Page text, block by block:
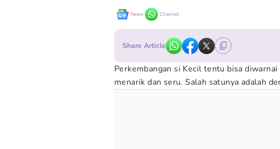
News Channel
Share Article
Perkembangan si Kecil tentu bisa
menarik dan seru. Salah satunya adalah